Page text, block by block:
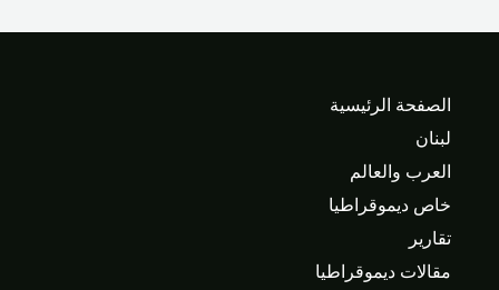
الصفحة الرئيسية
لبنان
العرب والعالم
خاص ديموقراطيا
تقارير
مقالات ديموقراطيا